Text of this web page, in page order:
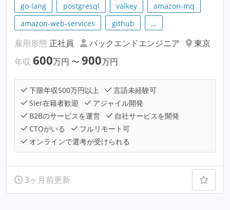
go-lang postgresql valkey
amazon-mq
amazon-web-services
github …
雇用形態 正社員 バックエンドエンジニア
東京
年収 600万円 〜 900万円
下限年収500万円以上
言語未経験可
SIer在籍者歓迎
アジャイル開発
B2Bのサービスを運営
自社サービスを開発
CTOがいる
フルリモート可
オンラインで選考が受けられる
3ヶ月前更新